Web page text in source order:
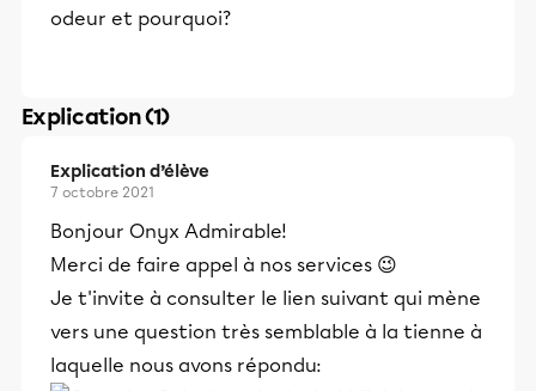
odeur et pourquoi?
Explication (1)
Explication d’élève
7 octobre 2021
Bonjour Onyx Admirable!
Merci de faire appel à nos services 😉
Je t'invite à consulter le lien suivant qui mène
vers une question très semblable à la tienne à
laquelle nous avons répondu: